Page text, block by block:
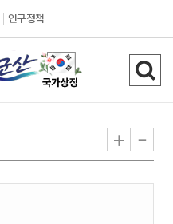
인구정책
검
색
기
+ -